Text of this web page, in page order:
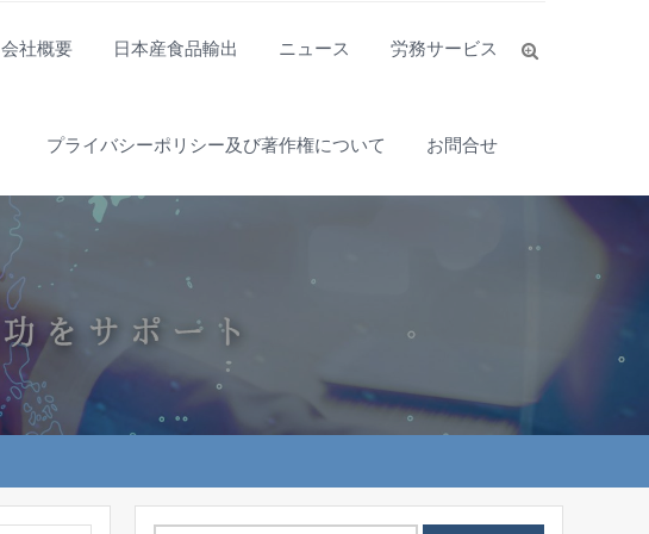
会社概要 日本産食品輸出 ニュース 労務サービス
プライバシーポリシー及び著作権について お問合せ